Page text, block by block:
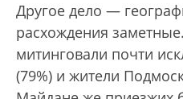
Другое дело —
расхождения
митинговали почти
(79%) и жители